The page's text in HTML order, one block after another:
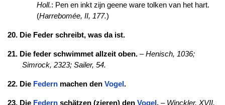
Holl.: Pen en inkt zijn geene ware tolken van het hart.
(Harrebomée, II, 177.)
20. Die Feder schreibt, was da ist.
21. Die feder schwimmet allzeit oben.–Henisch, 1036;
Simrock, 2323; Sailer, 54.
22. Die Federnmachen den Vogel .
23. Die Federnschätzen (zieren) den Vogel .–Winckler, XVII,